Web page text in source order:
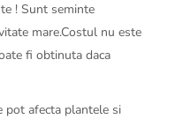
! Sunt seminte
mare.Costul nu este
fi obtinuta daca
afecta plantele si